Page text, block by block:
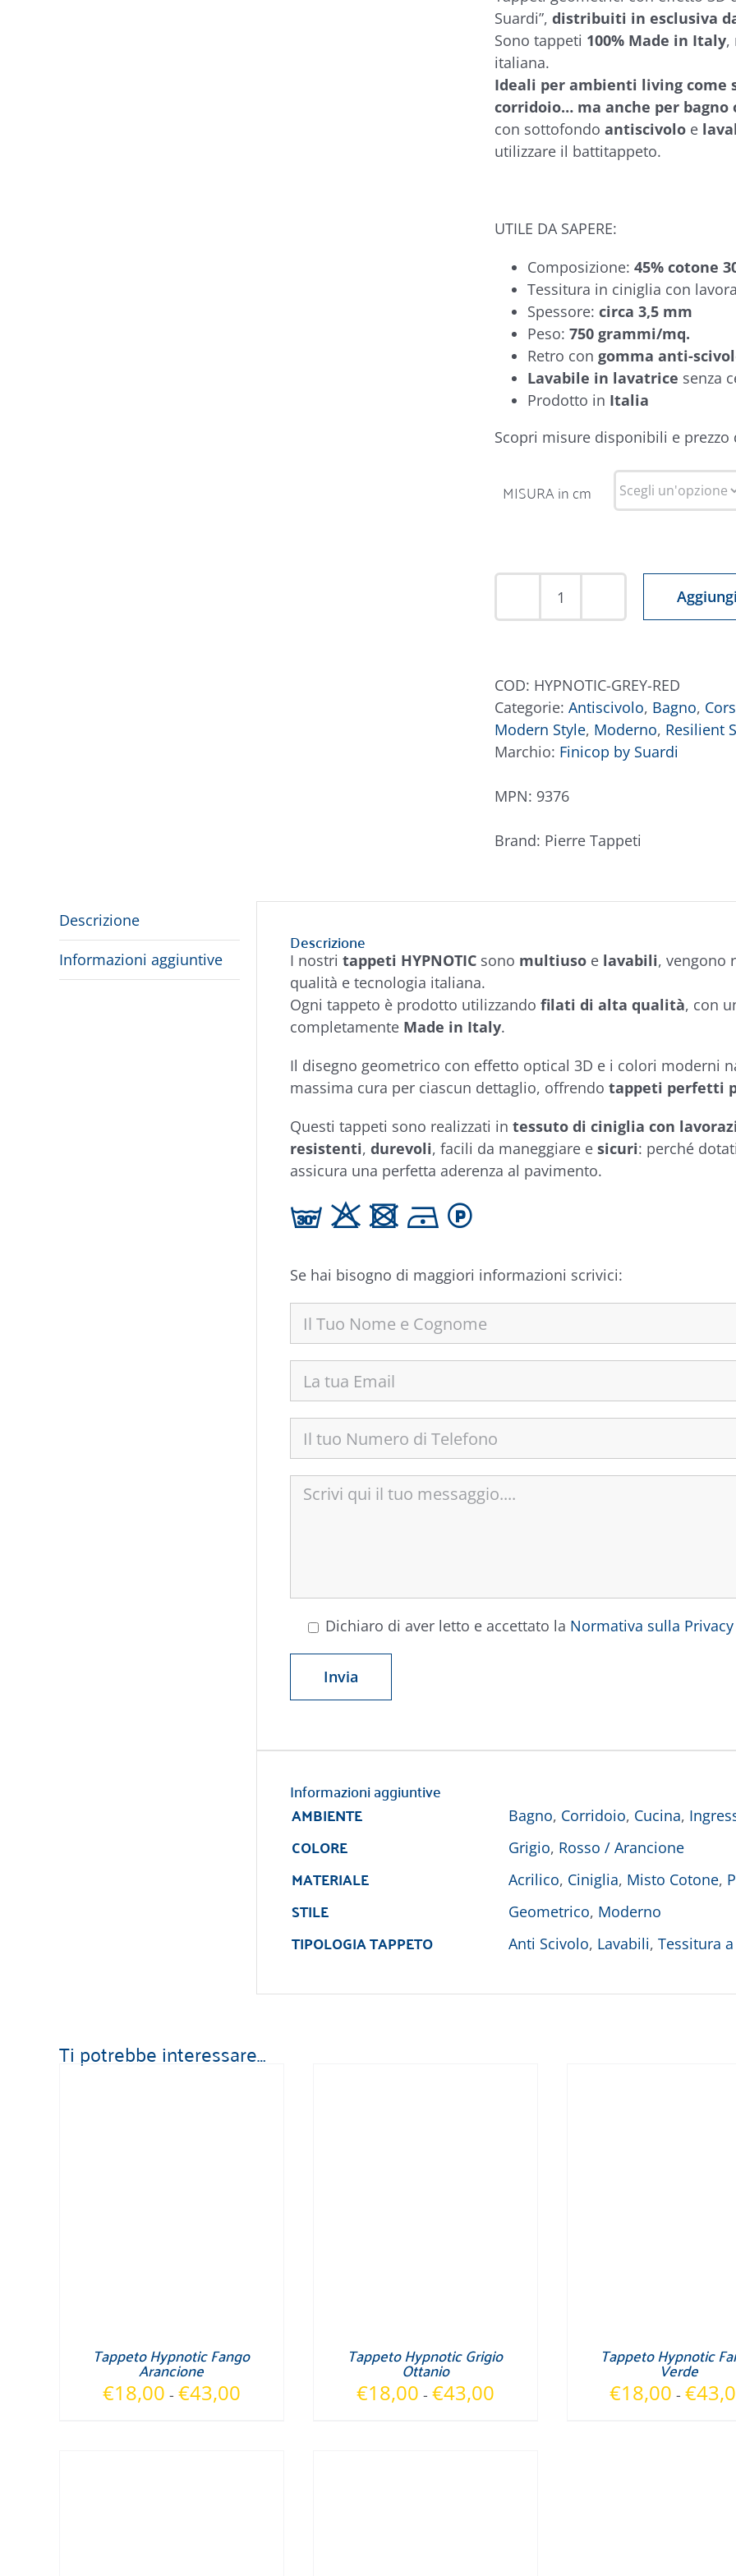
Suardi”, distribuiti in esclusiva
Sono tappeti 100% Made in Italy,
italiana.
Ideali per ambienti living come
corridoio… ma anche per bagno
con sottofondo antiscivolo e
utilizzare il battitappeto.
UTILE DA SAPERE:
Composizione: 45% cotone
Tessitura in ciniglia con
Spessore: circa 3,5 mm
Peso: 750 grammi/mq.
Retro con gomma anti-
Lavabile in lavatrice senza
Prodotto in Italia
Scopri misure disponibili e
MISURA in cm
Tappeto
quantità
COD: HYPNOTIC-GREY-RED
Categorie: Antiscivolo, Bagno,
Modern Style, Moderno, Resilient
Marchio: Finicop by Suardi
MPN: 9376
Brand: Pierre Tappeti
Descrizione
Informazioni aggiuntive
Descrizione
I nostri tappeti HYPNOTICsono multiusoe lavabili, vengono
qualità e tecnologia italiana.
Ogni tappeto è prodotto utilizzando filati di alta qualità, con
completamente Made in Italy.
Il disegno geometrico con effetto optical 3D e i colori moderni
massima cura per ciascun dettaglio, offrendo tappeti perfetti
Questi tappeti sono realizzati in tessuto di ciniglia con
resistenti, durevoli, facili da maneggiare e sicuri: perché
assicura una perfetta aderenza al pavimento.
g H U D L
Se hai bisogno di maggiori informazioni scrivici:
Dichiaro di aver letto e accettato la Normativa sulla Privacy
Informazioni aggiuntive
AMBIENTE
Bagno, Corridoio, Cucina,
COLORE Grigio, Rosso / Arancione
MATERIALE Acrilico, Ciniglia, Misto Cotone,
STILE Geometrico, Moderno
TIPOLOGIA TAPPETO Anti Scivolo, Lavabili, Tessitura
Ti potrebbe interessare…
Tappeto Hypnotic Fango
Arancione
€18,00 - €43,00Fascia
Tappeto Hypnotic Grigio
Ottanio
€18,00 - €43,00Fascia
Tappeto Hypnotic
Verde
€18,00 - €